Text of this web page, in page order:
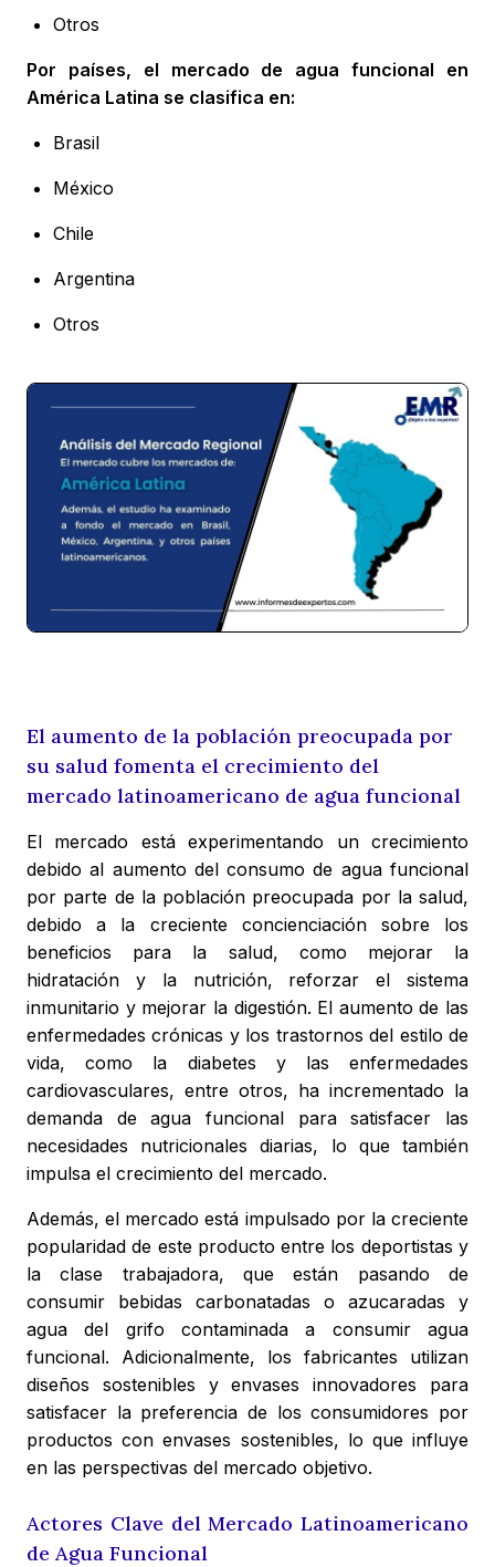
Otros
Por países, el mercado de agua funcional en
América Latina se clasifica en:
Brasil
México
Chile
Argentina
Otros
El aumento de la población preocupada por
su salud fomenta el crecimiento del
mercado latinoamericano de agua funcional
El mercado está experimentando un crecimiento
debido al aumento del consumo de agua funcional
por parte de la población preocupada por la salud,
debido a la creciente concienciación sobre los
beneficios para la salud, como mejorar la
hidratación y la nutrición, reforzar el sistema
inmunitario y mejorar la digestión. El aumento de las
enfermedades crónicas y los trastornos del estilo de
vida, como la diabetes y las enfermedades
cardiovasculares, entre otros, ha incrementado la
demanda de agua funcional para satisfacer las
necesidades nutricionales diarias, lo que también
impulsa el crecimiento del mercado.
Además, el mercado está impulsado por la creciente
popularidad de este producto entre los deportistas y
la clase trabajadora, que están pasando de
consumir bebidas carbonatadas o azucaradas y
agua del grifo contaminada a consumir agua
funcional. Adicionalmente, los fabricantes utilizan
diseños sostenibles y envases innovadores para
satisfacer la preferencia de los consumidores por
productos con envases sostenibles, lo que influye
en las perspectivas del mercado objetivo.
Actores Clave del Mercado Latinoamericano
de Agua Funcional